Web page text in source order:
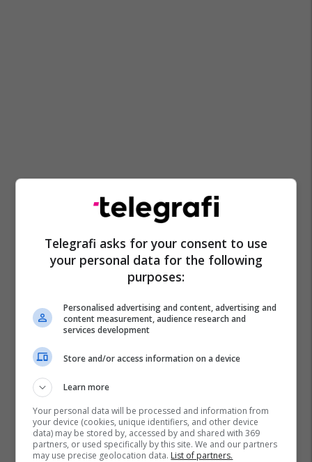
Telegrafi asks for your consent to use
your personal data for the following
purposes:
Personalised advertising and content, advertising and
content measurement, audience research and
services development
Store and/or access information on a device
Learn more
Your personal data will be processed and information from
your device (cookies, unique identifiers, and other device
data) may be stored by, accessed by and shared with 369
partners, or used specifically by this site. We and our partners
may use precise geolocation data. List of partners.